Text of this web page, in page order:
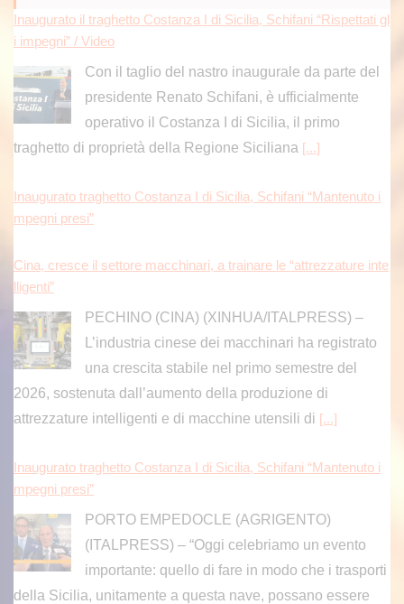
Inaugurato il traghetto Costanza I di Sicilia, Schifani “Rispettati gl
i impegni” / Video
Con il taglio del nastro inaugurale da parte del
presidente Renato Schifani, è ufficialmente
operativo il Costanza I di Sicilia, il primo
traghetto di proprietà della Regione Siciliana [...]
Inaugurato traghetto Costanza I di Sicilia, Schifani “Mantenuto i
mpegni presi”
Cina, cresce il settore macchinari, a trainare le “attrezzature inte
lligenti”
PECHINO (CINA) (XINHUA/ITALPRESS) –
L’industria cinese dei macchinari ha registrato
una crescita stabile nel primo semestre del
2026, sostenuta dall’aumento della produzione di
attrezzature intelligenti e di macchine utensili di [...]
Inaugurato traghetto Costanza I di Sicilia, Schifani “Mantenuto i
mpegni presi”
PORTO EMPEDOCLE (AGRIGENTO)
(ITALPRESS) – “Oggi celebriamo un evento
importante: quello di fare in modo che i trasporti
della Sicilia, unitamente a questa nave, possano essere